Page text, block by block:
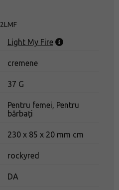
în aer liber.
Light My Fire
cremene
37 G
Pentru femei, Pentru
bărbați
230 x 85 x 20 mm cm
rockyred
DA